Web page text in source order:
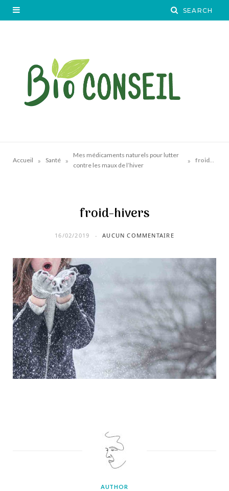
Accueil » Santé »
Mes médicaments naturels pour lutter
contre les maux de l’hiver
» froid-hivers
froid-hivers
16/02/2019 AUCUN COMMENTAIRE
AUTHOR